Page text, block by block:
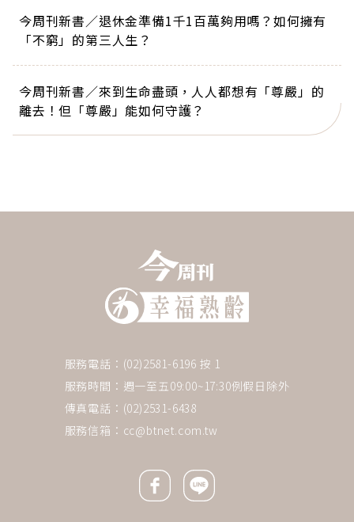
今周刊新書／退休金準備1千1百萬夠用嗎？如何擁有
「不窮」的第三人生？
今周刊新書／來到生命盡頭，人人都想有「尊嚴」的
離去！但「尊嚴」能如何守護？
服務電話：(02)2581-6196 按 1
服務時間：週一至五09:00~17:30例假日除外
傳真電話：(02)2531-6438
服務信箱： cc@btnet.com.tw
Facebook icon
Line icon